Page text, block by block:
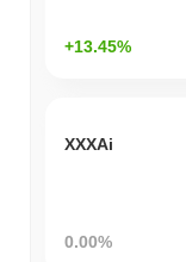
+13.45%
XXXAi
0.00%